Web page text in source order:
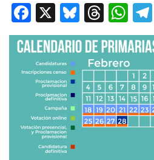
F
a
c
e
b
o
k
X
Bl
u
e
s
k
y
T
h
re
a
d
s
W
h
at
s
A
p
p